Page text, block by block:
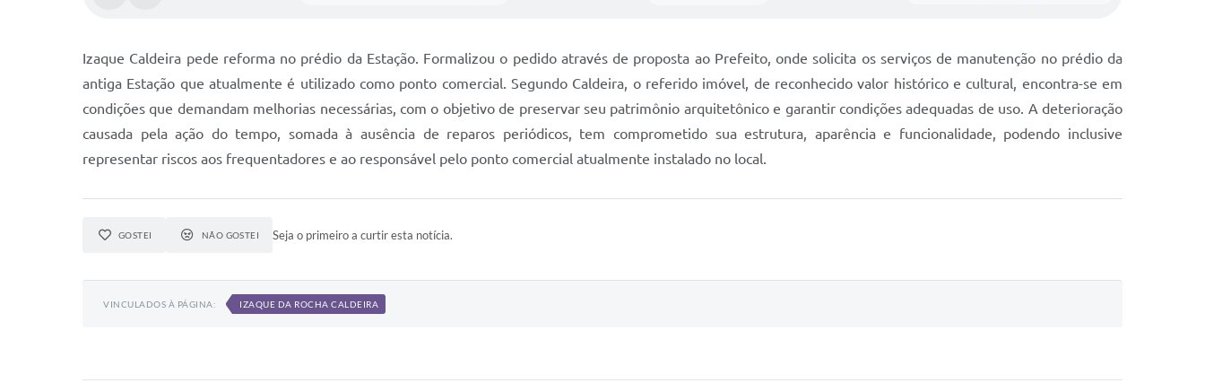
Izaque Caldeira pede reforma no prédio da Estação. Formalizou o pedido através de proposta ao Prefeito, onde solicita os serviços de manutenção no prédio da
antiga Estação que atualmente é utilizado como ponto comercial. Segundo Caldeira, o referido imóvel, de reconhecido valor histórico e cultural, encontra-se em
condições que demandam melhorias necessárias, com o objetivo de preservar seu patrimônio arquitetônico e garantir condições adequadas de uso. A deterioração
causada pela ação do tempo, somada à ausência de reparos periódicos, tem comprometido sua estrutura, aparência e funcionalidade, podendo inclusive
representar riscos aos frequentadores e ao responsável pelo ponto comercial atualmente instalado no local.
GOSTEI NÃO GOSTEI Seja o primeiro a curtir esta notícia.
VINCULADOS À PÁGINA: IZAQUE DA ROCHA CALDEIRA